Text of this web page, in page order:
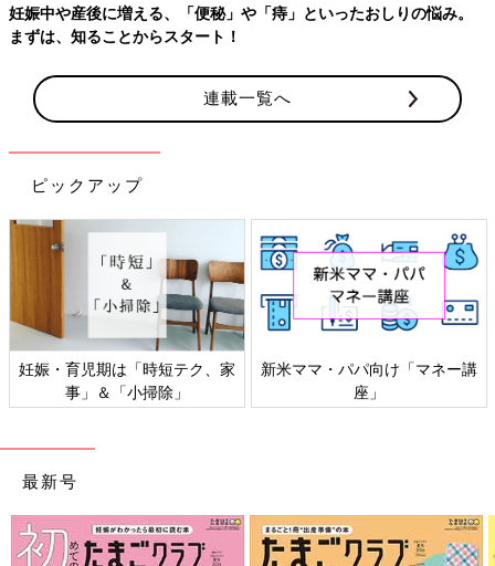
妊娠中や産後に増える、「便秘」や「痔」といったおしりの悩み。
まずは、知ることからスタート！
連載一覧へ
ピックアップ
妊娠・育児期は「時短テク、家
事」＆「小掃除」
新米ママ・パパ向け「マネー講
座」
最新号